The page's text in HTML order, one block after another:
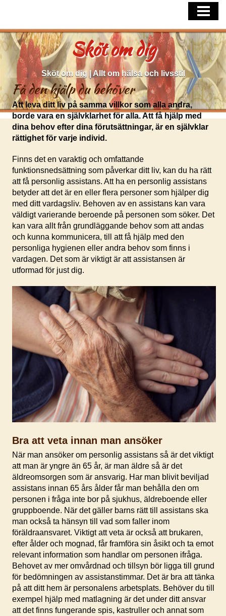
FÅ HJÄLP MED VANLIGA HUDPROBLE
SÅ TAR DU HAND OM DITT HÅRSköt om dig
Sköt om dig | Allt om hälsa och livsstil
Få den hjälp du behöver
Att leva ditt liv på samma villkor som alla andra,
borde vara en självklarhet för alla. Att få hjälp med
dina behov efter dina förutsättningar, är en självklar
rättighet för varje individ.
Finns det en varaktig och omfattande
funktionsnedsättning som påverkar ditt liv, kan du ha rätt
att få personlig assistans. Att ha en personlig assistans
betyder att det är en eller flera personer som hjälper dig
med ditt vardagsliv. Behoven av en assistans kan vara
väldigt varierande beroende på personen som söker. Det
kan vara allt från grundläggande behov som att andas
och kunna kommunicera, till att få hjälp med den
personliga hygienen eller andra behov som finns i
vardagen. Det som är viktigt är att assistansen är
utformad för just dig.
Bra att veta innan man ansöker
När man ansöker om personlig assistans så är det viktigt
att man är yngre än 65 år, är man äldre så är det
äldreomsorgen som är ansvarig. Har man blivit beviljad
assistans innan 65 års ålder får man behålla den om
personen i fråga inte bor på sjukhus, äldreboende eller
gruppboende. När det gäller barns rätt till assistans ska
man också ta hänsyn till vad som faller inom
föräldraansvaret. Viktigt att veta är också att brukaren,
efter ålder och mognad, får framföra sin åsikt och ta emot
relevant information som handlar om personen ifråga.
Behovet av mer omvårdnad och tillsyn bör ligga till grund
för bedömningen av assistanstimmar. Det är bra att tänka
på att ditt hem är personalens arbetsplats. Behöver du till
exempel hjälp med matlagning är det under ditt ansvar
att det finns fungerande spis, kastruller och annat som